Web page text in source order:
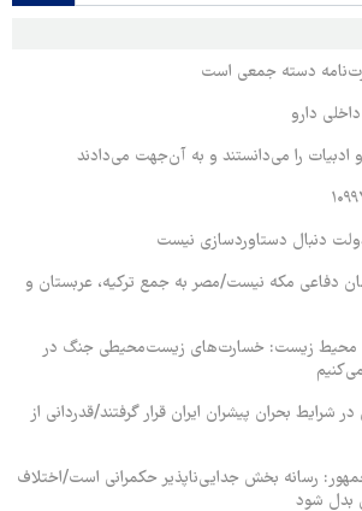
دسته جمعی است
دارو
ادبیات را می‌دانستند و به آن‌جهت می‌دادند
دنبال دستاوردسازی نیست
دفاعی مکه نیست/مصر به جمع ترکیه، عربستان و
محیط زیست: خسارت‌های زیست‌محیطی جنگ در
شرایط بحران پیشران ایران قرار گرفتند/قدردانی از
رسانه بخش جدایی‌ناپذیر حکمرانی است/اختلاف
بدل شود